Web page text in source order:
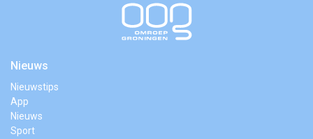
Nieuws
Nieuwstips
App
Nieuws
Sport